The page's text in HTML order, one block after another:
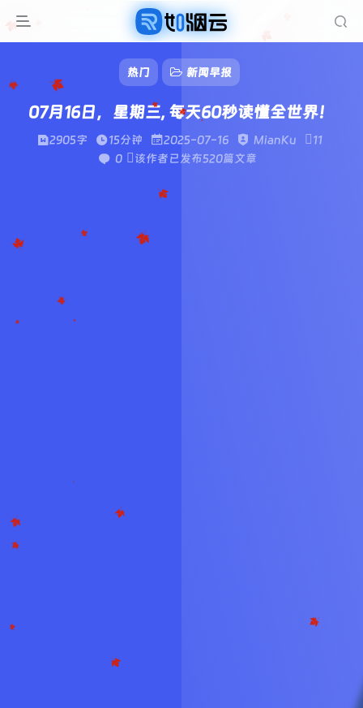
热门 新闻早报
07月16日，星期三, 每天60秒读懂全世界！
2905字 15分钟 2025-07-16 MianKu
11
0
该作者已发布520篇文章